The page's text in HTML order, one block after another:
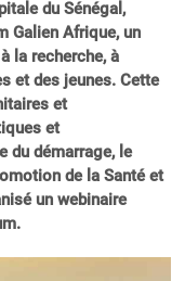
du Sénégal,
Galien Afrique, un
la recherche, à
et des jeunes. Cette
et
et
du démarrage, le
de la Santé et
un webinaire